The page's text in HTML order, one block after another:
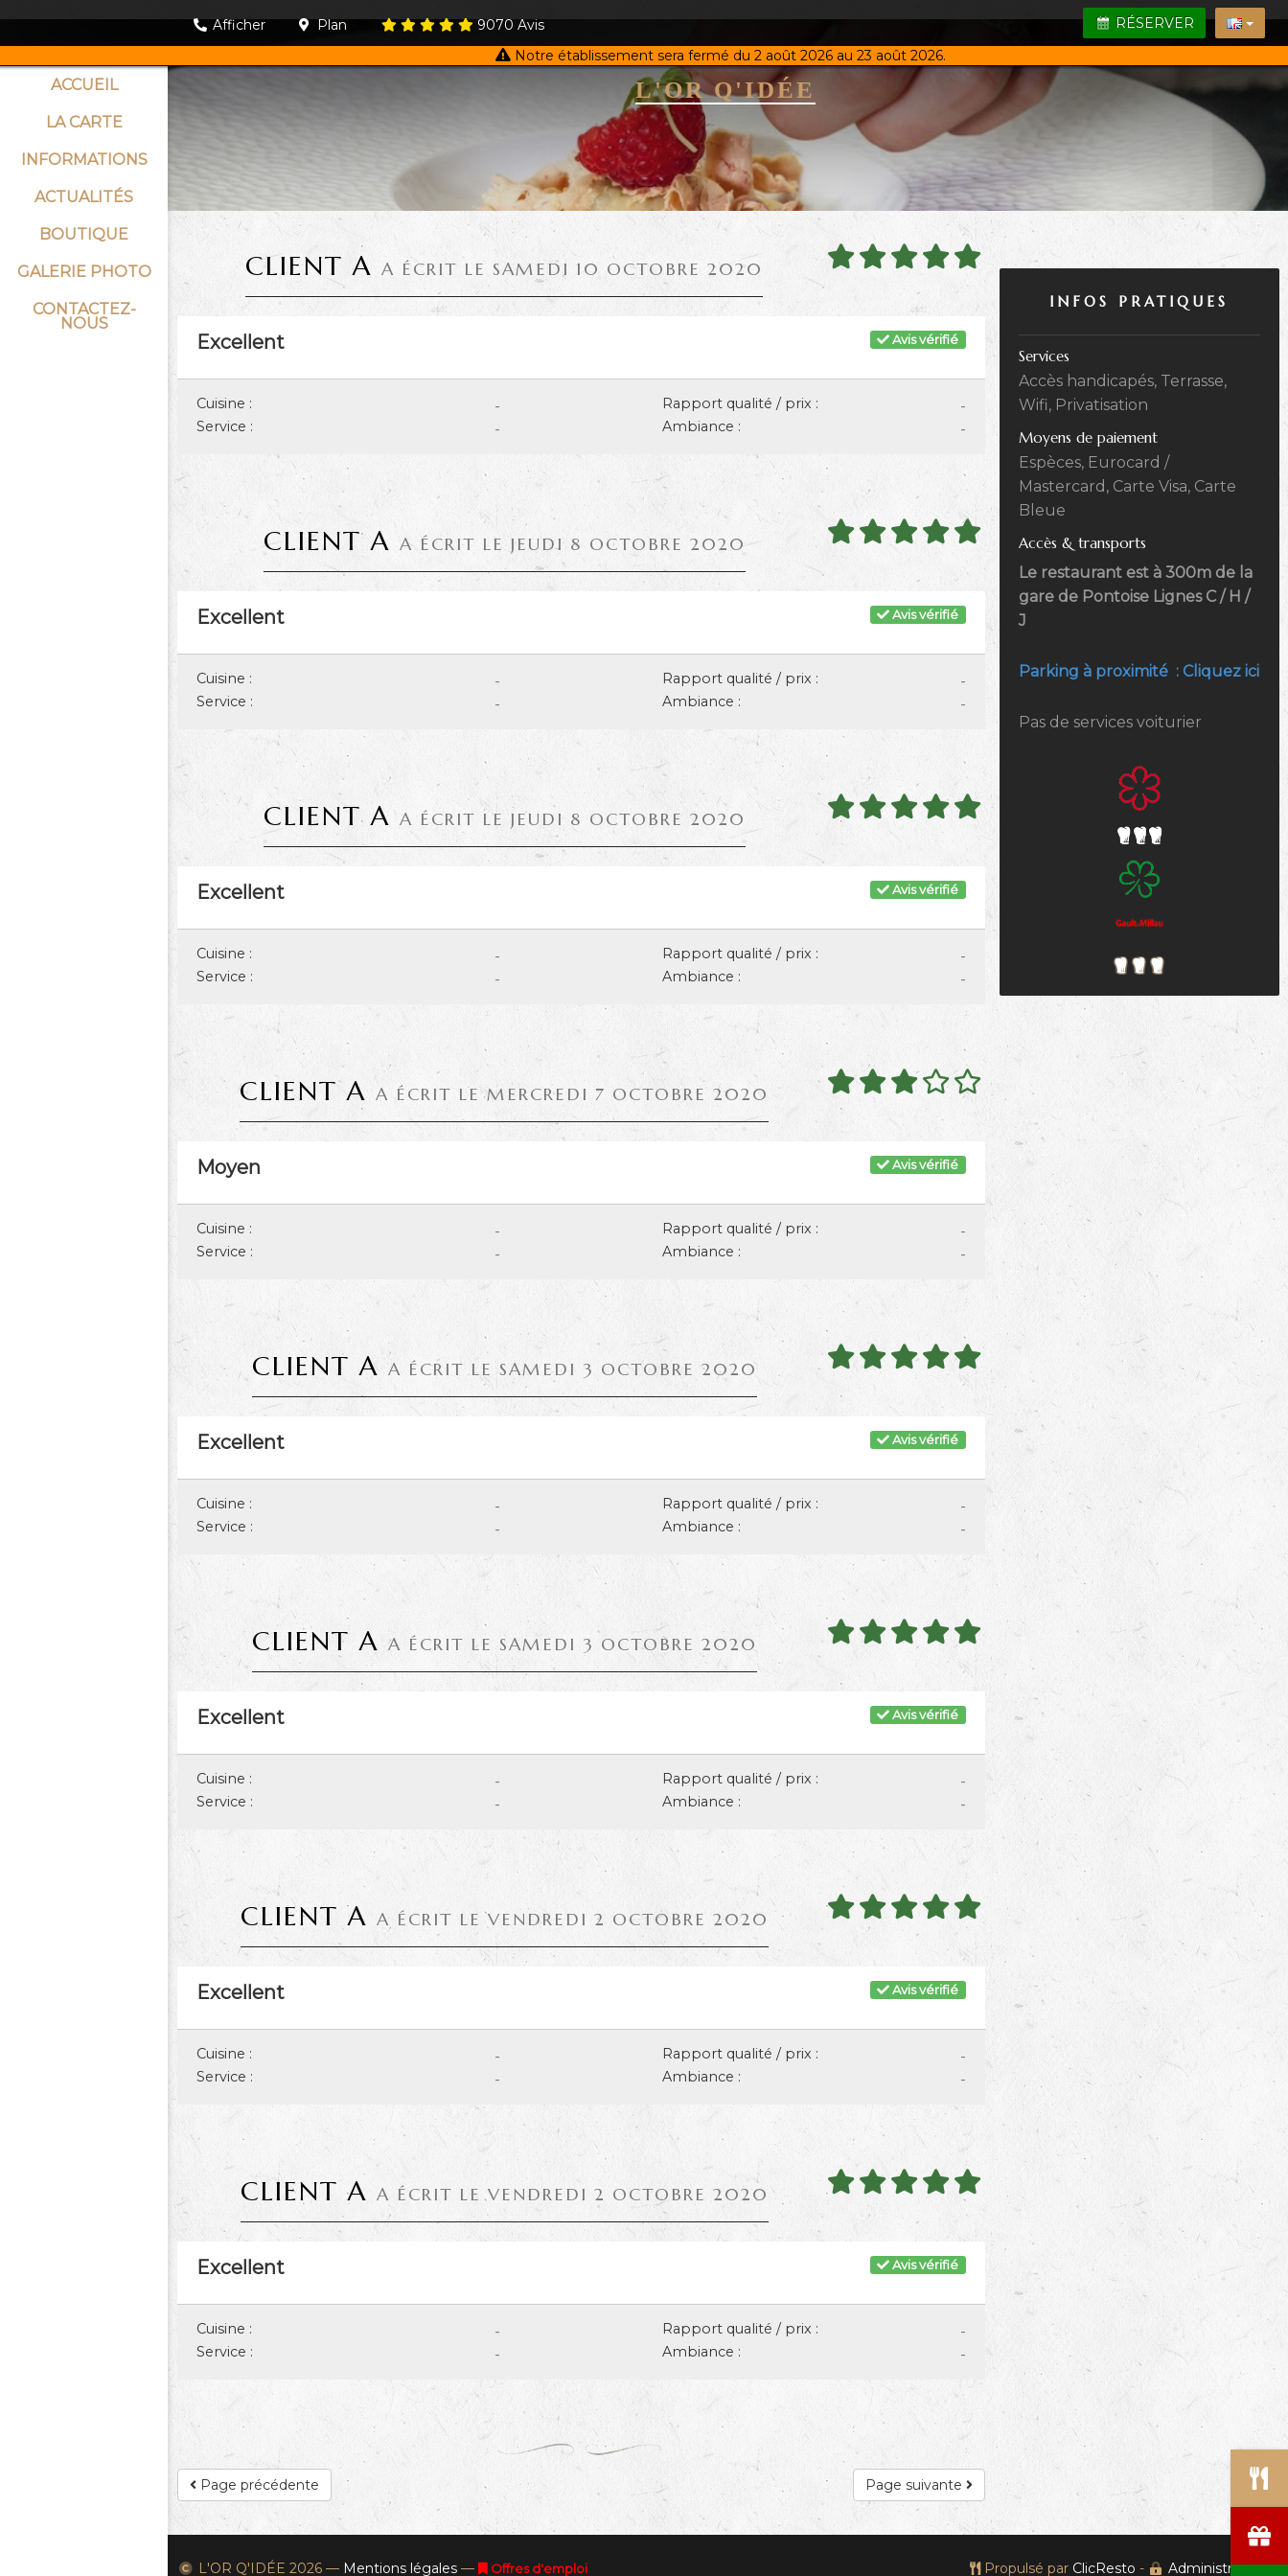
RÉSERVER
Afficher Plan 9070Avis
Notre établissement sera fermé du 2 août 2026 au 23 août 2026.
L'OR Q'IDÉE
ACCUEIL
LA CARTE
INFORMATIONS
ACTUALITÉS
BOUTIQUE
GALERIE PHOTO
CONTACTEZ-
NOUS
CLIENT A A ÉCRIT LE SAMEDI 10 OCTOBRE 2020
Avis vérifié
Excellent
-
Cuisine : -
Rapport qualité / prix :
-
Service : -
Ambiance :
CLIENT A A ÉCRIT LE JEUDI 8 OCTOBRE 2020
Avis vérifié
Excellent
-
Cuisine : -
Rapport qualité / prix :
-
Service : -
Ambiance :
CLIENT A A ÉCRIT LE JEUDI 8 OCTOBRE 2020
Avis vérifié
Excellent
-
Cuisine : -
Rapport qualité / prix :
-
Service : -
Ambiance :
CLIENT A A ÉCRIT LE MERCREDI 7 OCTOBRE 2020
Avis vérifié
Moyen
-
Cuisine : -
Rapport qualité / prix :
-
Service : -
Ambiance :
CLIENT A A ÉCRIT LE SAMEDI 3 OCTOBRE 2020
Avis vérifié
Excellent
-
Cuisine : -
Rapport qualité / prix :
-
Service : -
Ambiance :
CLIENT A A ÉCRIT LE SAMEDI 3 OCTOBRE 2020
Avis vérifié
Excellent
-
Cuisine : -
Rapport qualité / prix :
-
Service : -
Ambiance :
CLIENT A A ÉCRIT LE VENDREDI 2 OCTOBRE 2020
Avis vérifié
Excellent
-
Cuisine : -
Rapport qualité / prix :
-
Service : -
Ambiance :
CLIENT A A ÉCRIT LE VENDREDI 2 OCTOBRE 2020
Avis vérifié
Excellent
-
Cuisine : -
Rapport qualité / prix :
-
Service : -
Ambiance :
Page suivante
Page précédente
INFOS PRATIQUES
Services
Accès handicapés, Terrasse,
Wifi, Privatisation
Moyens de paiement
Espèces, Eurocard /
Mastercard, Carte Visa, Carte
Bleue
Accès & transports
Le restaurant est à 300m de la
gare de Pontoise Lignes C / H /
J
Parking à proximité : Cliquez ici
Pas de services voiturier
L'OR Q'IDÉE 2026 — Mentions légales— Offres d'emploi Propulsé par ClicResto - Administration